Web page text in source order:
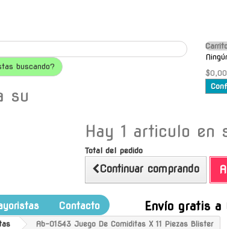
buscando?
$0,00
su
Hay 1 articulo en
Total del pedido
Continuar comprando
Contacto Envío gratis
Ab-01543 Juego De Comiditas X 11 Piezas Blister